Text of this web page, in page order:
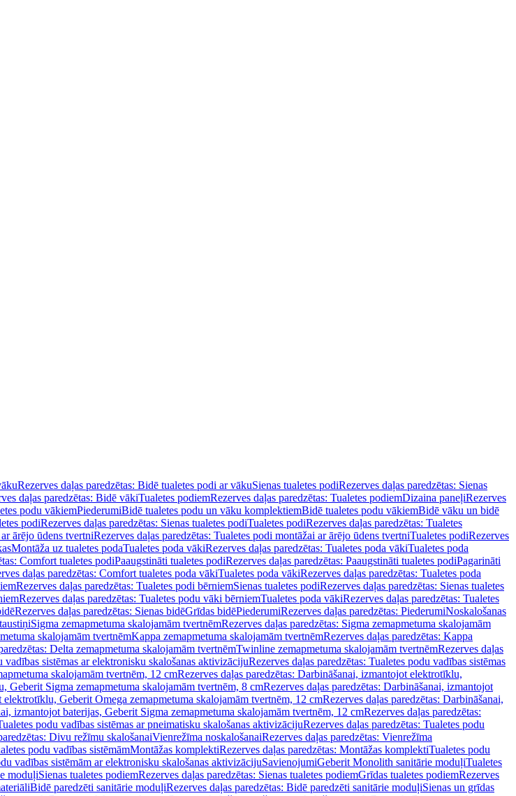
Rezerves daļas paredzētas: Bidē tualetes podi ar vākuSienas tualetes podiRezerves daļas paredzētas: Sienas
daļas paredzētas: Bidē vākiTualetes podiemRezerves daļas paredzētas: Tualetes podiemDizaina paneļiRezerves
podu vākiemPiederumiBidē tualetes podu un vāku komplektiemBidē tualetes podu vākiemBidē vāku un bidē
podiRezerves daļas paredzētas: Sienas tualetes podiTualetes podiRezerves daļas paredzētas: Tualetes
ārējo ūdens tvertniRezerves daļas paredzētas: Tualetes podi montāžai ar ārējo ūdens tvertniTualetes podiRezerves
Montāža uz tualetes podaTualetes poda vākiRezerves daļas paredzētas: Tualetes poda vākiTualetes poda
Comfort tualetes podiPaaugstināti tualetes podiRezerves daļas paredzētas: Paaugstināti tualetes podiPagarināti
daļas paredzētas: Comfort tualetes poda vākiTualetes poda vākiRezerves daļas paredzētas: Tualetes poda
Rezerves daļas paredzētas: Tualetes podi bērniemSienas tualetes podiRezerves daļas paredzētas: Sienas tualetes
Rezerves daļas paredzētas: Tualetes podu vāki bērniemTualetes poda vākiRezerves daļas paredzētas: Tualetes
Rezerves daļas paredzētas: Sienas bidēGrīdas bidēPiederumiRezerves daļas paredzētas: PiederumiNoskalošanas
Sigma zemapmetuma skalojamām tvertnēmRezerves daļas paredzētas: Sigma zemapmetuma skalojamām
skalojamām tvertnēmKappa zemapmetuma skalojamām tvertnēmRezerves daļas paredzētas: Kappa
Delta zemapmetuma skalojamām tvertnēmTwinline zemapmetuma skalojamām tvertnēmRezerves daļas
vadības sistēmas ar elektronisku skalošanas aktivizācijuRezerves daļas paredzētas: Tualetes podu vadības sistēmas
skalojamām tvertnēm, 12 cmRezerves daļas paredzētas: Darbināšanai, izmantojot elektrotīklu,
Geberit Sigma zemapmetuma skalojamām tvertnēm, 8 cmRezerves daļas paredzētas: Darbināšanai, izmantojot
Geberit Omega zemapmetuma skalojamām tvertnēm, 12 cmRezerves daļas paredzētas: Darbināšanai,
izmantojot baterijas, Geberit Sigma zemapmetuma skalojamām tvertnēm, 12 cmRezerves daļas paredzētas:
podu vadības sistēmas ar pneimatisku skalošanas aktivizācijuRezerves daļas paredzētas: Tualetes podu
Divu režīmu skalošanaiVienrežīma noskalošanaiRezerves daļas paredzētas: Vienrežīma
podu vadības sistēmāmMontāžas komplektiRezerves daļas paredzētas: Montāžas komplektiTualetes podu
vadības sistēmām ar elektronisku skalošanas aktivizācijuSavienojumiGeberit Monolith sanitārie moduļiTualetes
moduļiSienas tualetes podiemRezerves daļas paredzētas: Sienas tualetes podiemGrīdas tualetes podiemRezerves
Bidē paredzēti sanitārie moduļiRezerves daļas paredzētas: Bidē paredzēti sanitārie moduļiSienas un grīdas